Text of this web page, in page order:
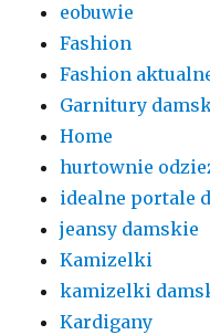
eobuwie
Fashion
Fashion
Garnitury
Home
hurtownie
idealne portale
jeansy damskie
Kamizelki
kamizelki
Kardigany